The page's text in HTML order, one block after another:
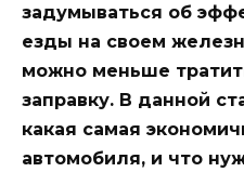
задумываться об
езды на своем
можно меньше
заправку. В данной
какая самая
автомобиля, и что